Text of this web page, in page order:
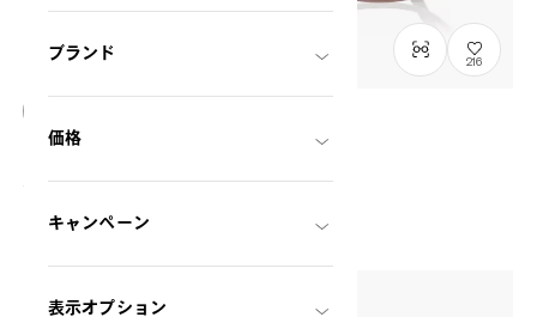
ブランド
価格
キャンペーン
表示オプション
216
OWNDAYS | ESSENTIAL